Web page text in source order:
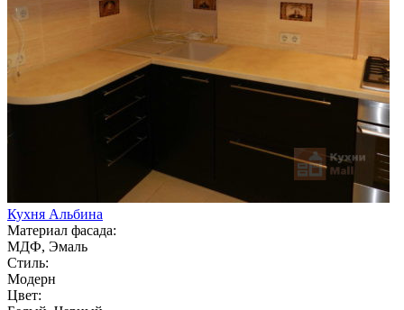
Кухня Альбина
Материал фасада:
МДФ, Эмаль
Стиль:
Модерн
Цвет: